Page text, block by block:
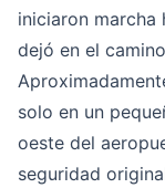
iniciaron
dejó en el
solo en un
oeste del
seguridad